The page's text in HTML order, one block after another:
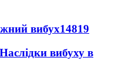
вибух14819
вибуху в